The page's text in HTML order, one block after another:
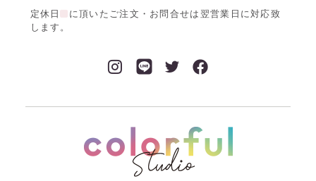
定休日
に頂いたご注文・お問合せは翌営業日に対応致
します。